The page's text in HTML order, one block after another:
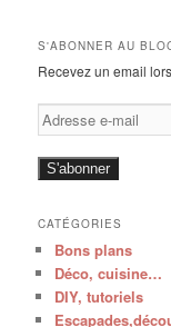
S'ABONNER AU
Recevez un email
Adresse
e-
mail
S'abonner
CATÉGORIES
Bons plans
Déco, cuisine…
DIY, tutoriels